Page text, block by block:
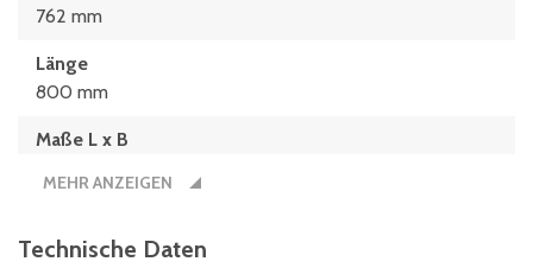
762 mm
Länge
800 mm
Maße L x B
MEHR ANZEIGEN
Technische Daten